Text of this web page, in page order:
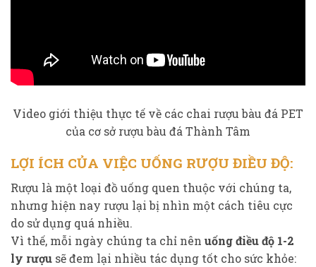
Video giới thiệu thực tế về các chai rượu bàu đá PET
của cơ sở rượu bàu đá Thành Tâm
LỢI ÍCH CỦA VIỆC UỐNG RƯỢU ĐIỀU ĐỘ:
Rượu là một loại đồ uống quen thuộc với chúng ta,
nhưng hiện nay rượu lại bị nhìn một cách tiêu cực
do sử dụng quá nhiều.
Vì thế, mỗi ngày chúng ta chỉ nên uống điều độ 1-2
ly rượu sẽ đem lại nhiều tác dụng tốt cho sức khỏe: